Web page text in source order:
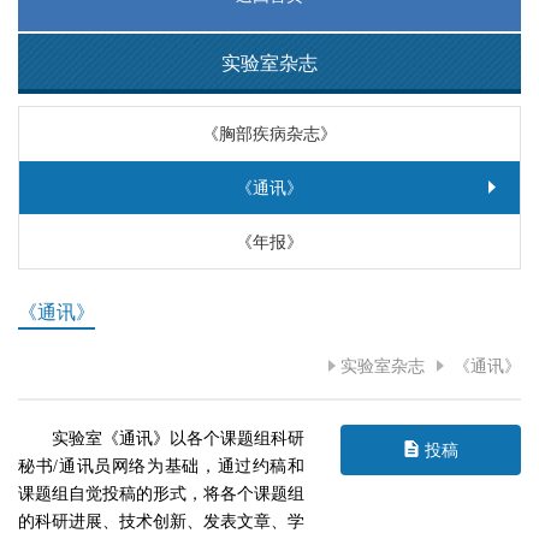
实验室杂志
《胸部疾病杂志》
《通讯》
《年报》
《通讯》
实验室杂志 《通讯》
实验室《通讯》以各个课题组科研
秘书/通讯员网络为基础，通过约稿和
课题组自觉投稿的形式，将各个课题组
的科研进展、技术创新、发表文章、学
投稿